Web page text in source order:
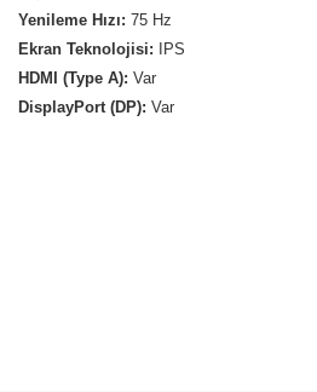
Yenileme Hızı: 75 Hz
Ekran Teknolojisi:
IPS
HDMI (Type A): Var
DisplayPort (DP): Var